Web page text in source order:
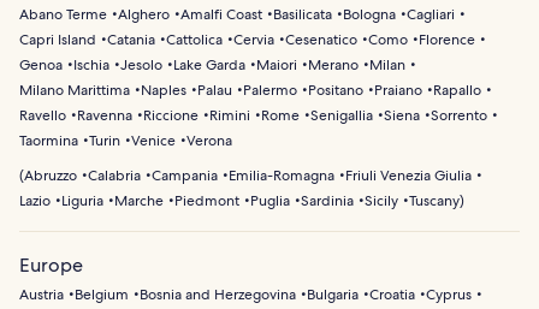
Abano Terme Alghero Amalfi Coast Basilicata Bologna Cagliari
Capri Island
Catania Cattolica Cervia Cesenatico Como
Florence
Genoa
Ischia Jesolo Lake Garda Maiori Merano
Milan
Milano Marittima
Naples Palau Palermo Positano Praiano
Rapallo
Ravello
Ravenna Riccione Rimini Rome Senigallia Siena Sorrento
Taormina Turin Venice Verona
(Abruzzo Calabria Campania Emilia-Romagna
Friuli Venezia Giulia
Lazio
Liguria Marche Piedmont Puglia Sardinia Sicily Tuscany)
Europe
Austria Belgium Bosnia and Herzegovina Bulgaria Croatia Cyprus